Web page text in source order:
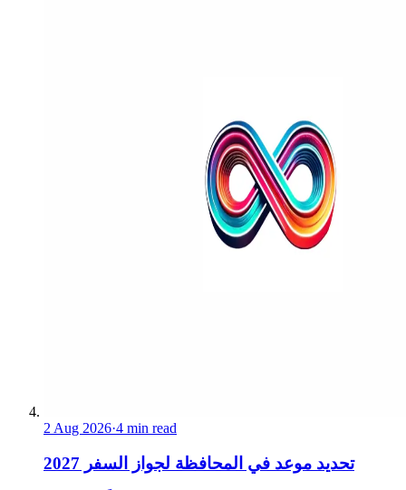
2 Aug 2026·4 min read
تحديد موعد في المحافظة لجواز السفر 2027